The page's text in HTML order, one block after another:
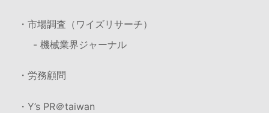
・市場調査（ワイズリサーチ）
- 機械業界ジャーナル
・労務顧問
・Y’s PR＠taiwan